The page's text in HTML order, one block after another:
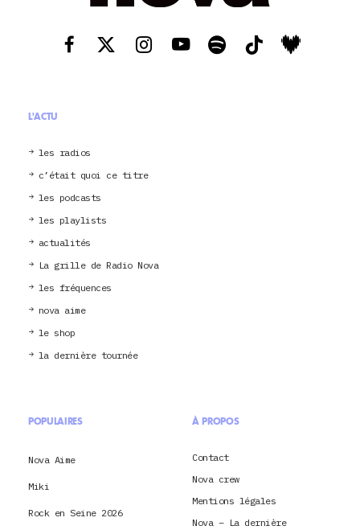
L'ACTU
les radios
c’était quoi ce titre
les podcasts
les playlists
actualités
La grille de Radio Nova
les fréquences
nova aime
le shop
la dernière tournée
POPULAIRES
Nova Aime
Miki
Rock en Seine 2026
À PROPOS
Contact
Nova crew
Mentions légales
Nova – La dernière